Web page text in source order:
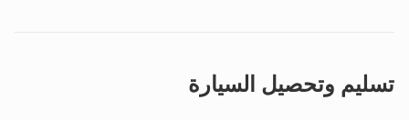
تسليم وتحصيل السيارة